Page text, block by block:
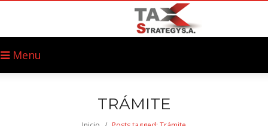
Menu
TRÁMITE